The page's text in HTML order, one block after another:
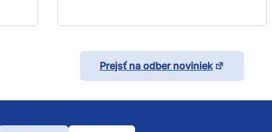
Prejsť na odber noviniek